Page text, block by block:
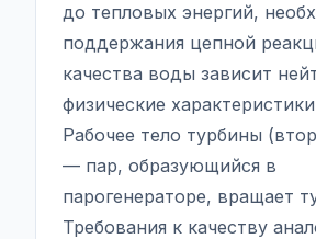
до тепловых энергий,
поддержания цепной
качества воды зависит
физические
Рабочее тело турбины
— пар, образующийся в
парогенераторе, вращает
Требования к качеству